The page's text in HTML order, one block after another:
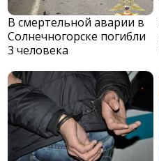
В смертельной аварии в
Солнечногорске погибли
3 человека